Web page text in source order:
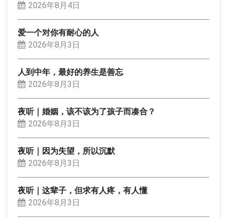
2026年8月4日
爱一个对你有耐心的人
2026年8月3日
人到中年，最好的养生是善忘
2026年8月3日
夜听｜婚姻，该不该为了孩子而凑合？
2026年8月3日
夜听｜因为失望，所以沉默
2026年8月3日
夜听｜这辈子，但求有人疼，有人懂
2026年8月3日